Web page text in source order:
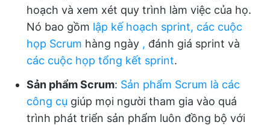
hoạch và xem xét quy trình làm việc của họ.
Nó bao gồm lập kế hoạch sprint, các cuộc
họp Scrum hàng ngày , đánh giá sprint và
các cuộc họp tổng kết sprint.
Sản phẩm Scrum: Sản phẩm Scrum là các
công cụ giúp mọi người tham gia vào quá
trình phát triển sản phẩm luôn đồng bộ với